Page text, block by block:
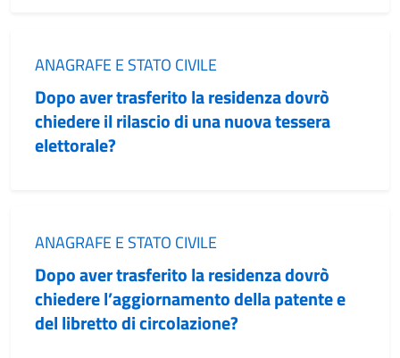
Categoria:
ANAGRAFE E STATO CIVILE
Dopo aver trasferito la residenza dovrò
chiedere il rilascio di una nuova tessera
elettorale?
Categoria:
ANAGRAFE E STATO CIVILE
Dopo aver trasferito la residenza dovrò
chiedere l’aggiornamento della patente e
del libretto di circolazione?